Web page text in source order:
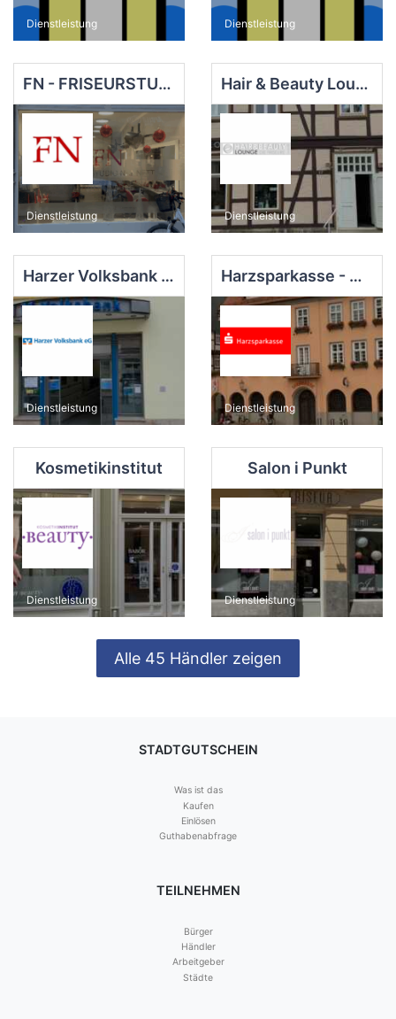
Dienstleistung Dienstleistung
FN - FRISEURSTUDIO NANNETT
Dienstleistung
Hair & Beauty Lounge - Die Friseure GmbH
Dienstleistung
Harzer Volksbank eG
Dienstleistung
Harzsparkasse - Geschäftsstelle
Dienstleistung
Kosmetikinstitut
Dienstleistung
Salon i Punkt
Dienstleistung
Alle 45 Händler zeigen
STADTGUTSCHEIN
Was ist das
Kaufen
Einlösen
Guthabenabfrage
TEILNEHMEN
Bürger
Händler
Arbeitgeber
Städte